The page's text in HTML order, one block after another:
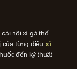
nôi xì gà thế
của từng điếu xì
đến kỹ thuật